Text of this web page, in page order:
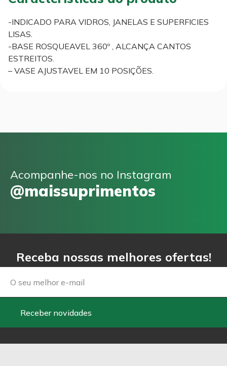
-INDICADO PARA VIDROS, JANELAS E SUPERFICIES
LISAS.
-BASE ROSQUEAVEL 360º , ALCANÇA CANTOS
ESTREITOS.
– VASE AJUSTAVEL EM 10 POSIÇÕES.
Acompanhe-nos no Instagram
@maissuprimentos
Receba nossas melhores ofertas!
Email
Receber novidades